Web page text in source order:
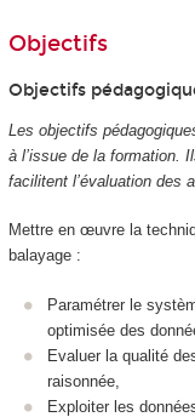
Objectifs
Objectifs
Les objectifs
à l’issue de la formation.
facilitent l’évaluation des
Mettre en œuvre la
balayage :
Paramétrer le
optimisée des
Evaluer la qualité
raisonnée,
Exploiter les